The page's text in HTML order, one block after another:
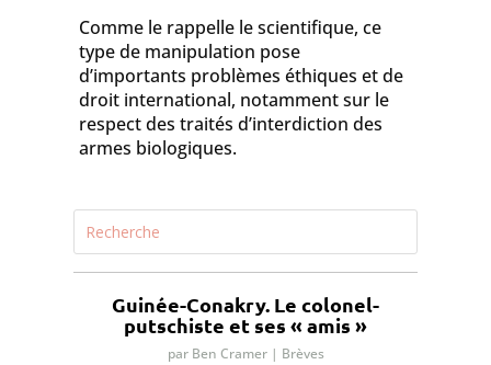
Comme le rappelle le scientifique, ce
type de manipulation pose
d’importants problèmes éthiques et de
droit international, notamment sur le
respect des traités d’interdiction des
armes biologiques.
Guinée-Conakry. Le colonel-
putschiste et ses « amis »
par Ben Cramer| Brèves